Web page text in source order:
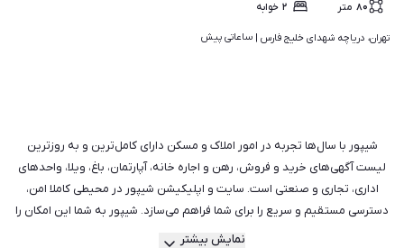
۸۰ متر ۲ خوابه
تهران، دریاچه شهدای خلیج فارس | ساعاتی پیش
شیپور با سال‌ها تجربه در امور املاک و مسکن دارای کامل‌ترین و به روزترین
لیست آگهی‌های خرید و فروش، رهن و اجاره خانه، آپارتمان، باغ، ویلا، واحدهای
اداری، تجاری و صنعتی است. سایت و اپلیکیشن شیپور در محیطی کاملا امن،
دسترسی مستقیم و سریع را برای شما فراهم می‌سازد. شیپور به شما این امکان را
می‌دهد تا بهترین و مجرب‌ترین مشاورین املاک در ایران را شناسایی کرده و از
نمایش بیشتر